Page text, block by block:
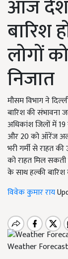
आज देश
बारिश
लोगों
निजात
मौसम विभाग ने
बारिश की संभावना
अधिकांश जिलों में 19
और 20 को ऑरेंज
भरी गर्मी से राहत
को राहत मिल
के साथ हल्की बारिश
विवेक कुमार राय
Weather